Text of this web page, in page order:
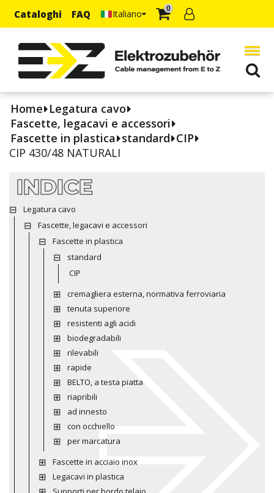
Cataloghi FAQ Italiano 0
Home Legatura cavo
Fascette, legacavi e accessori
Fascette in plastica standard CIP
CIP 430/48 NATURALI
INDICE
Legatura cavo
Fascette, legacavi e accessori
Fascette in plastica
standard
CIP
cremagliera esterna, normativa ferroviaria
tenuta superiore
resistenti agli acidi
biodegradabili
rilevabili
rapide
BELTO, a testa piatta
riapribili
ad innesto
con occhiello
per marcatura
Fascette in acciaio inox
Legacavi in plastica